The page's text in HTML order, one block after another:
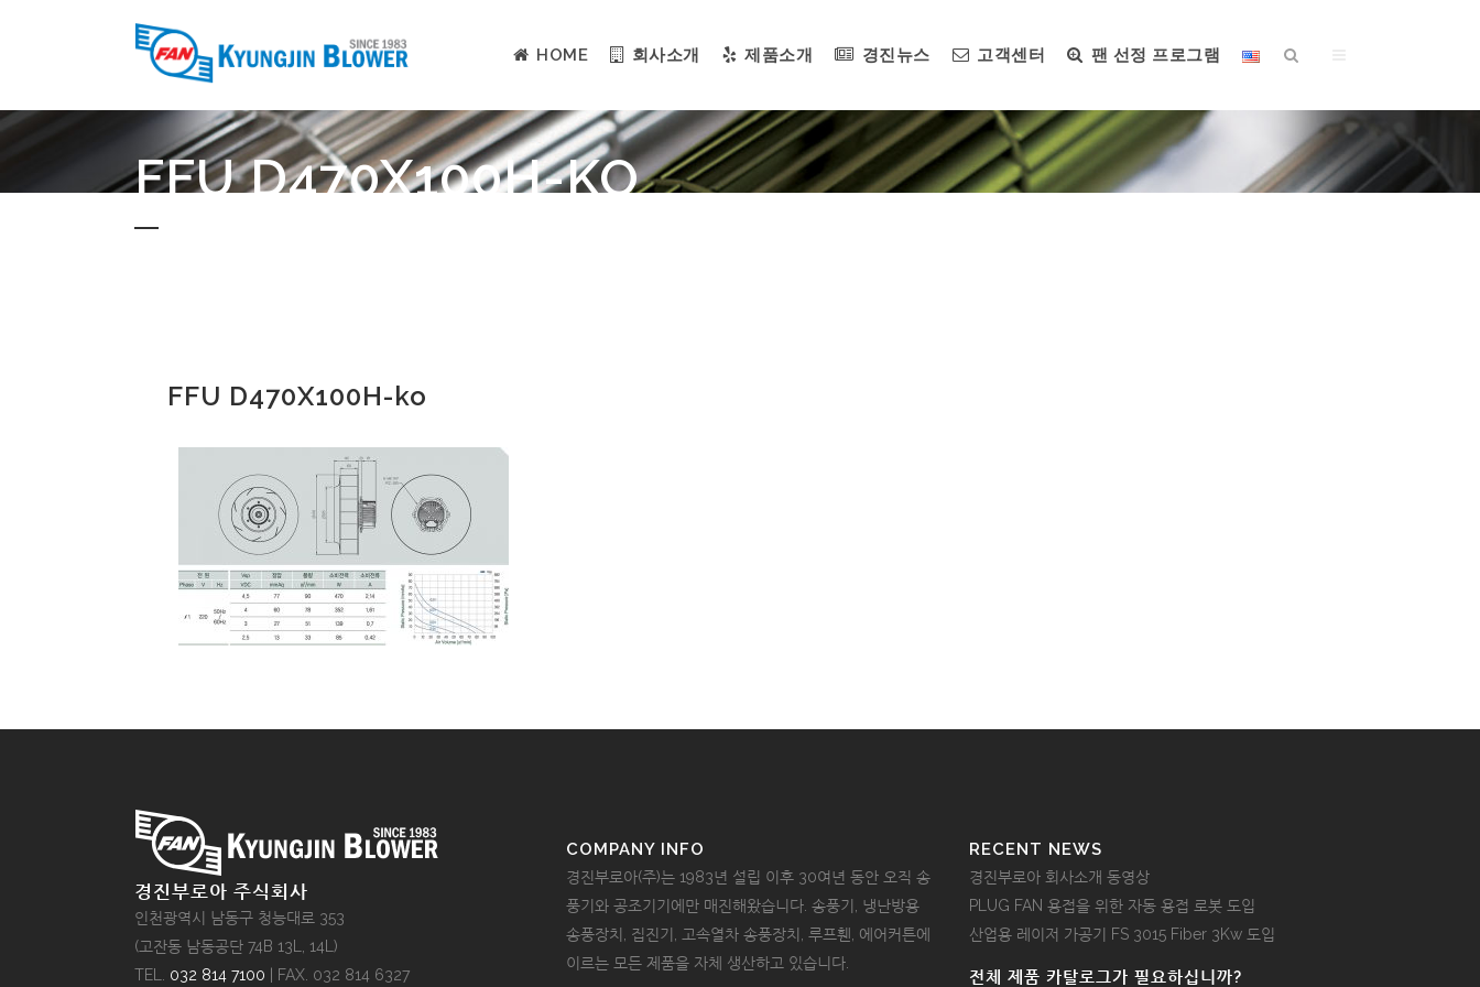
HOME 회사소개 제품소개 경진뉴스 고객센터 팬 선정 프로그램
FFU D470X100H-KO
FFU D470X100H-ko
경진부로아 주식회사
인천광역시 남동구 청능대로 353
(고잔동 남동공단 74B 13L, 14L)
TEL. 032 814 7100 | FAX. 032 814 6327
COMPANY INFO
경진부로아(주)는 1983년 설립 이후 30여년 동안 오직 송
풍기와 공조기기에만 매진해왔습니다. 송풍기, 냉난방용
송풍장치, 집진기, 고속열차 송풍장치, 루프휀, 에어커튼에
이르는 모든 제품을 자체 생산하고 있습니다.
RECENT NEWS
경진부로아 회사소개 동영상
PLUG FAN 용접을 위한 자동 용접 로봇 도입
산업용 레이저 가공기 FS 3015 Fiber 3Kw 도입
전체 제품 카탈로그가 필요하십니까?